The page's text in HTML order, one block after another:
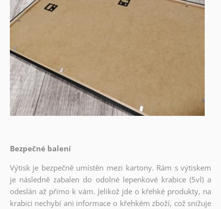
Bezpečné balení
Výtisk je bezpečně umístěn mezi kartony. Rám s výtiskem
je následně zabalen do odolné lepenkové krabice (5vl) a
odeslán až přímo k vám. Jelikož jde o křehké produkty, na
krabici nechybí ani informace o křehkém zboží, což snižuje